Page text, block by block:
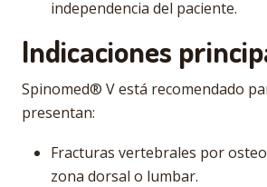
independencia del paciente.
Indicaciones
Spinomed® V está recomendado
presentan:
Fracturas vertebrales por
zona dorsal o lumbar.